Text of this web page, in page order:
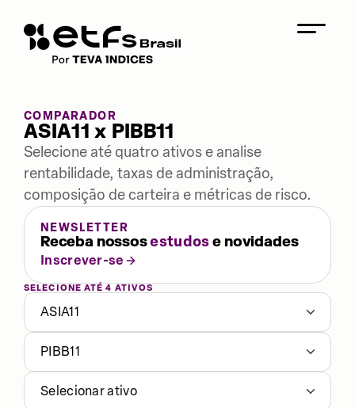
COMPARADOR
ASIA11 x PIBB11
Selecione até quatro ativos e analise
rentabilidade, taxas de administração,
composição de carteira e métricas de risco.
NEWSLETTER
Receba nossosestudose novidades
Inscrever-se
SELECIONE ATÉ 4 ATIVOS
ASIA11
PIBB11
Selecionar ativo